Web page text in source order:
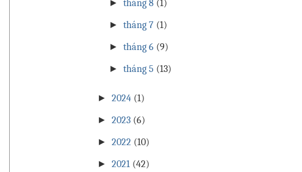
►tháng 8 (1)
►tháng 7 (1)
►tháng 6 (9)
►tháng 5 (13)
►2024 (1)
►2023 (6)
►2022 (10)
►2021 (42)